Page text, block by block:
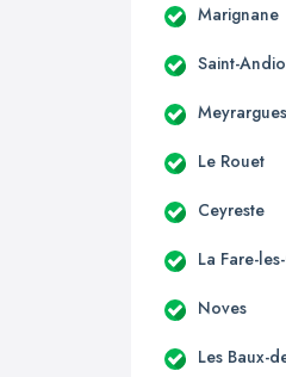
Marignane
Saint-
Meyrargues
Le Rouet
Ceyreste
La Fare-
Noves
Les Baux-